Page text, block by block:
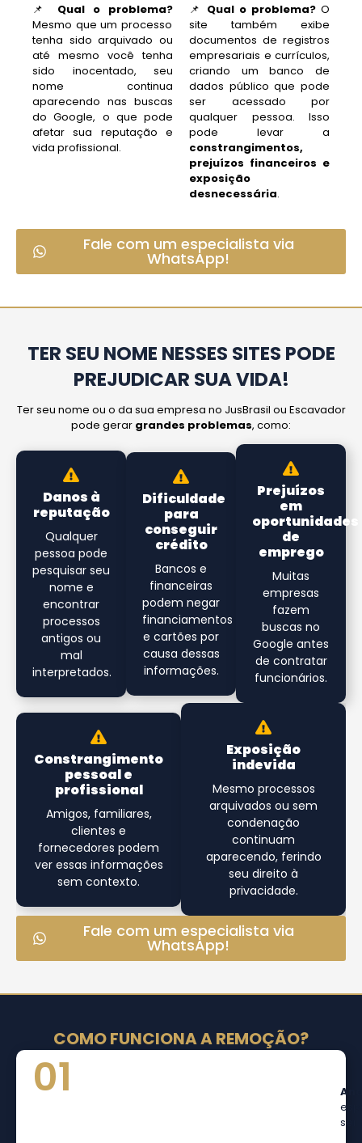
📌
Qual o problema?
Mesmo que um processo
tenha sido arquivado ou
até mesmo você tenha
sido inocentado, seu
nome continua
aparecendo nas buscas
do Google, o que pode
afetar sua reputação e
vida profissional.
📌 Qual o problema? O
site também exibe
documentos de registros
empresariais e currículos,
criando um banco de
dados público que pode
ser acessado por
qualquer pessoa. Isso
pode levar a
constrangimentos,
prejuízos financeiros e
exposição
desnecessária.
Fale com um especialista via
WhatsApp!
TER SEU NOME NESSES SITES PODE
PREJUDICAR SUA VIDA!
Ter seu nome ou o da sua empresa no JusBrasil ou Escavador
pode gerar grandes problemas, como:
Danos à
reputação
Qualquer
pessoa pode
pesquisar seu
nome e
encontrar
processos
antigos ou
mal
interpretados.
Dificuldade
para
conseguir
crédito
Bancos e
financeiras
podem negar
financiamentos
e cartões por
causa dessas
informações.
Prejuízos
em
oportunidades
de
emprego
Muitas
empresas
fazem
buscas no
Google antes
de contratar
funcionários.
Constrangimento
pessoal e
profissional
Amigos, familiares,
clientes e
fornecedores podem
ver essas informações
sem contexto.
Exposição
indevida
Mesmo processos
arquivados ou sem
condenação
continuam
aparecendo, ferindo
seu direito à
privacidade.
Fale com um especialista via
WhatsApp!
COMO FUNCIONA A REMOÇÃO?
01
ser